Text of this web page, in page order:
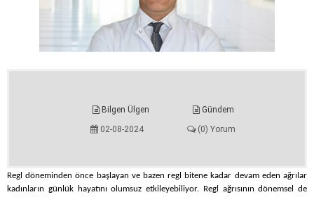
Bilgen Ülgen
Gündem
02-08-2024
(0) Yorum
Regl döneminden önce başlayan ve bazen regl bitene kadar devam eden ağrılar
kadınların günlük hayatını olumsuz etkileyebiliyor. Regl ağrısının dönemsel de